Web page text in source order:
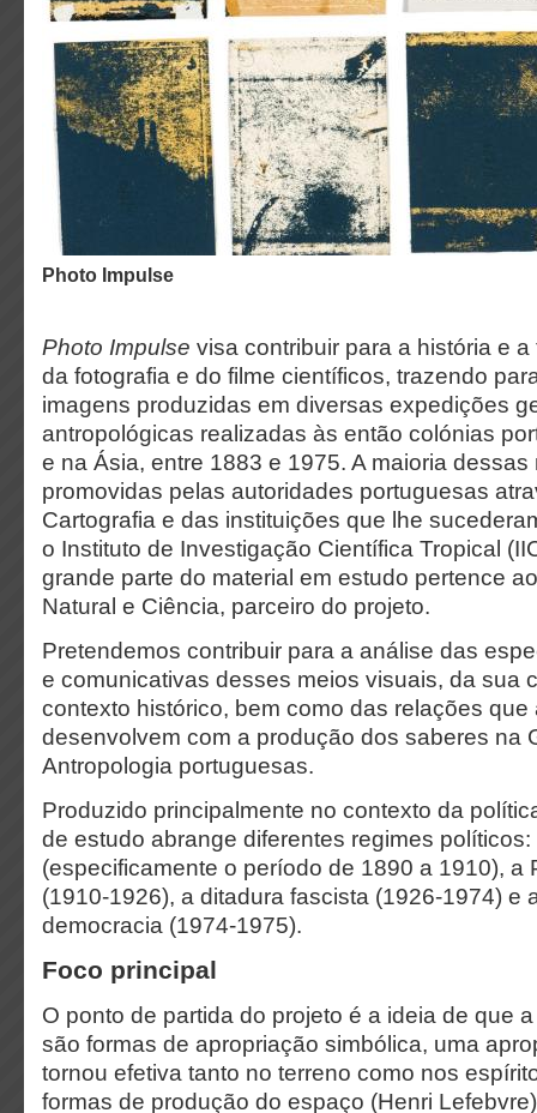
Photo Impulse
Photo Impulse visa contribuir para a história e
da fotografia e do filme científicos, trazendo
imagens produzidas em diversas expedições
antropológicas realizadas às então colónias
e na Ásia, entre 1883 e 1975. A maioria dessas
promovidas pelas autoridades portuguesas
Cartografia e das instituições que lhe
o Instituto de Investigação Científica Tropical
grande parte do material em estudo pertence
Natural e Ciência, parceiro do projeto.
Pretendemos contribuir para a análise das
e comunicativas desses meios visuais, da sua
contexto histórico, bem como das relações que
desenvolvem com a produção dos saberes na
Antropologia portuguesas.
Produzido principalmente no contexto da
de estudo abrange diferentes regimes
(especificamente o período de 1890 a 1910), a
(1910-1926), a ditadura fascista (1926-1974) e
democracia (1974-1975).
Foco principal
O ponto de partida do projeto é a ideia de que
são formas de apropriação simbólica, uma
tornou efetiva tanto no terreno como nos
formas de produção do espaço (Henri